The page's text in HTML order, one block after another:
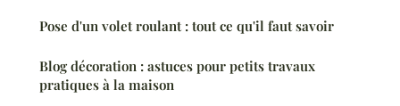
Pose d'un volet roulant : tout ce qu'il faut savoir
Blog décoration : astuces pour petits travaux
pratiques à la maison